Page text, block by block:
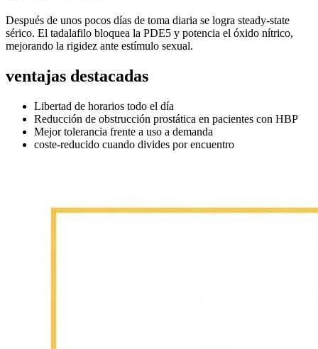
Después de unos pocos días de toma diaria se logra steady-state
sérico. El tadalafilo bloquea la PDE5 y potencia el óxido nítrico,
mejorando la rigidez ante estímulo sexual.
ventajas destacadas
Libertad de horarios todo el día
Reducción de obstrucción prostática en pacientes con HBP
Mejor tolerancia frente a uso a demanda
coste-reducido cuando divides por encuentro